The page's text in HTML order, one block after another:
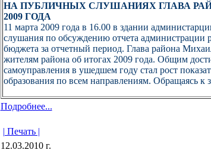
НА ПУБЛИЧНЫХ СЛУШАНИЯХ ГЛАВА
2009 ГОДА
11 марта 2009 года в 16.00 в здании
слушания по обсуждению отчета администрации
бюджета за отчетный период. Глава района
жителям района об итогах 2009 года. Общим
самоуправления в ушедшем году стал рост
образования по всем направлениям. Обращаясь
Подробнее...
| Печать |
12.03.2010 г.